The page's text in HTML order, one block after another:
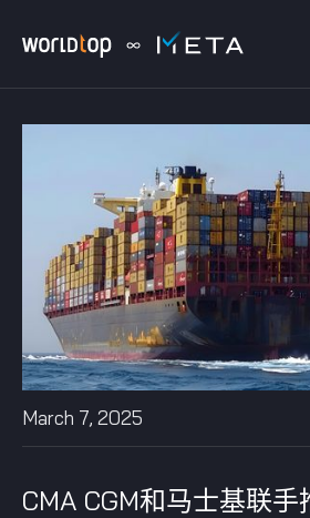
March 7, 2025
CMA CGM和马士基联